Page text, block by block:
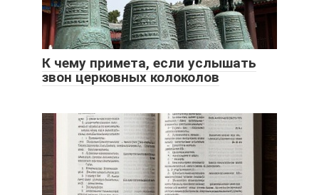
К чему примета, если услышать
звон церковных колоколов